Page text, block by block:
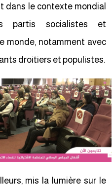
dans le contexte mondial
partis socialistes et
monde, notamment avec
droitiers et populistes.
mis la lumière sur le